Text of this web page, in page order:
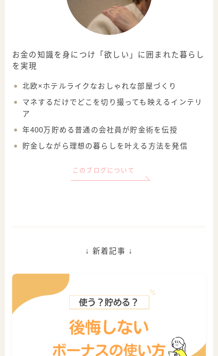
お金の知識を身につけ「欲しい」に囲まれた暮らし
を実現
北欧×ホテルライクなおしゃれな部屋づくり
マネするだけでどこを切り撮っても映えるインテリ
ア
年400万貯める普通の会社員が貯金術を伝授
貯金しながら理想の暮らしを叶える方法を発信
このブログについて
↓ 新着記事 ↓